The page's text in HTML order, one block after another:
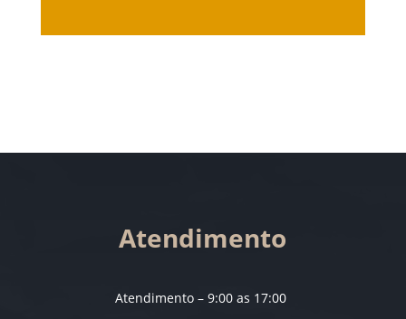
Atendimento
Atendimento – 9:00 as 17:00